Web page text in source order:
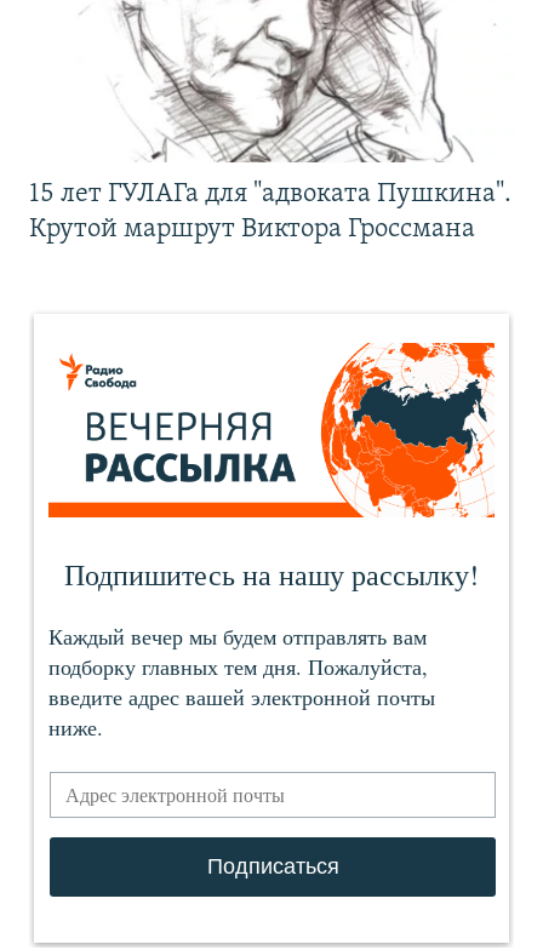
15 лет ГУЛАГа для "адвоката Пушкина".
Крутой маршрут Виктора Гроссмана